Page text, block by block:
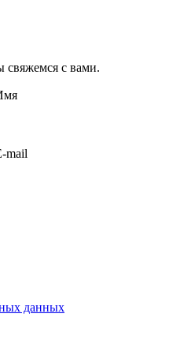
с вами.
mail
данных